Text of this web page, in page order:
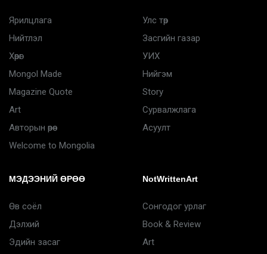
Ярилцлага
Нийтлэл
Хөрөг
Mongol Made
Magazine Quote
Art
Авторын өрөө
Welcome to Mongolia
Улс төр
Засгийн газар
УИХ
Нийгэм
Story
Сурвалжлага
Асуулт
МЭДЭЭНИЙ ӨРӨӨ
Өв соёл
Дэлхий
Эдийн засаг
NotWrittenArt
Сонгодог урлаг
Book & Review
Art